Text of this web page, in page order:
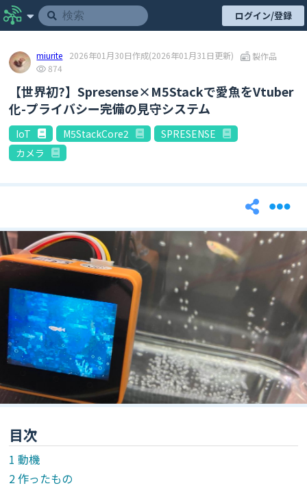
ログイン/登録
miurite 2026年01月30日作成(2026年01月31日更新)
製作品
874
【世界初?】Spresense×M5Stackで愛魚をVtuber
化-プライバシー完備の見守システム
IoT M5StackCore2
SPRESENSE
カメラ
目次
動機
作ったもの